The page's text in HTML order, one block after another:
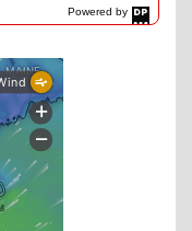
Powered by
DaysPedia.com